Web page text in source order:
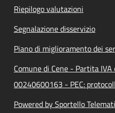
Riepilogo valutazioni
Segnalazione disservizio
Piano di miglioramento dei
Comune di Cene - Partita
00240600163 - PEC:
Powered by Sportello